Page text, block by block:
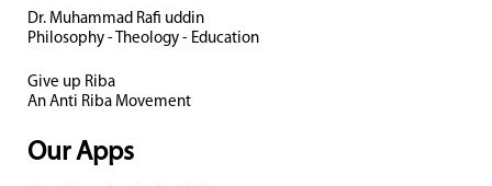
Dr. Muhammad Rafi uddin
Philosophy - Theology - Education
Give up Riba
An Anti Riba Movement
Our Apps